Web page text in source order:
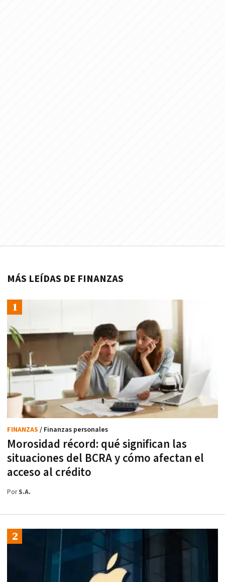
MÁS LEÍDAS DE FINANZAS
Morosidad récord: qué significan las
situaciones del BCRA y cómo afectan el
acceso al crédito
FINANZAS / Finanzas personales
PorS.A.